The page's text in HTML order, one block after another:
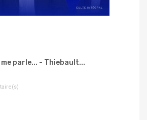
parle... - Thiebault...